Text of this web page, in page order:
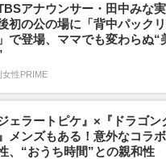
アナウンサー・田中みな
初の公の場に「背中パック
で登場、ママでも変わらぬ“
女性PRIME
ジェラートピケ』×『ドラゴン
メンズもある！意外なコラ
、“おうち時間”との親和性